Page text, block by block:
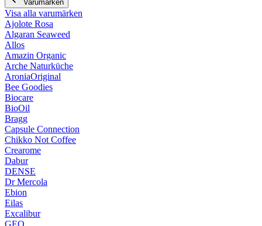
Varumärken
Visa alla varumärken
Ajolote Rosa
Algaran Seaweed
Allos
Amazin Organic
Arche Naturküche
AroniaOriginal
Bee Goodies
Biocare
BioOil
Bragg
Capsule Connection
Chikko Not Coffee
Crearome
Dabur
DENSE
Dr Mercola
Ebion
Eilas
Excalibur
GEO